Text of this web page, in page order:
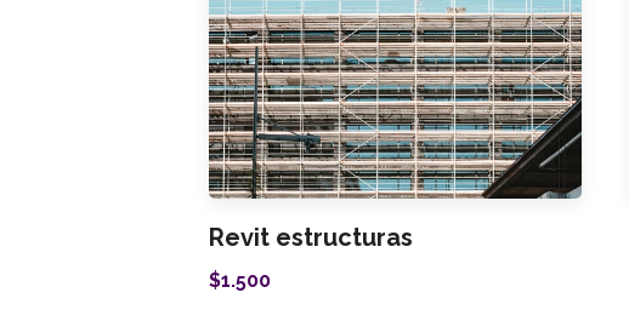
Revit estructuras
$1.500